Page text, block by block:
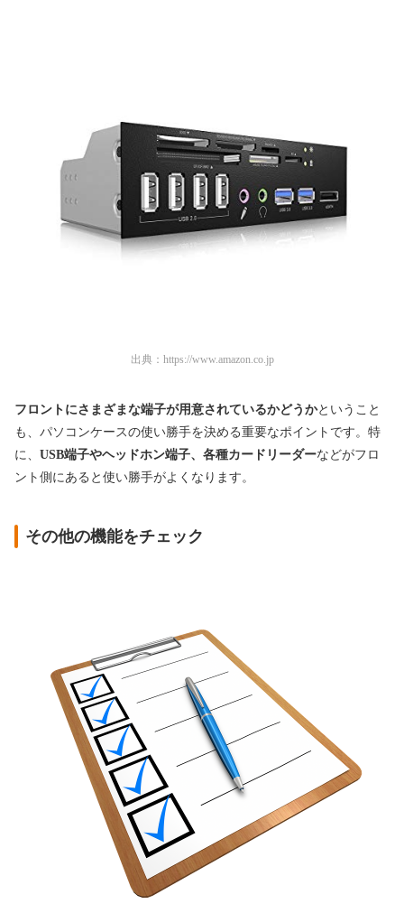
出典： https://www.amazon.co.jp
フロントにさまざまな端子が用意されているかどうかということ
も、パソコンケースの使い勝手を決める重要なポイントです。 特
に、 USB端子やヘッドホン端子、各種カードリーダーなどがフロ
ント側にあると使い勝手がよくなります。
その他の機能をチェック